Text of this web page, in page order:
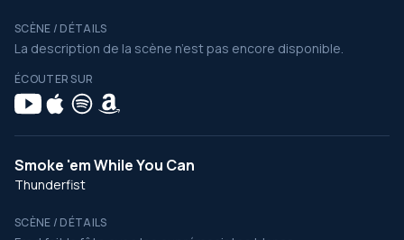
SCÈNE / DÉTAILS
La description de la scène n’est pas encore disponible.
ÉCOUTER SUR
Smoke 'em While You Can
Thunderfist
SCÈNE / DÉTAILS